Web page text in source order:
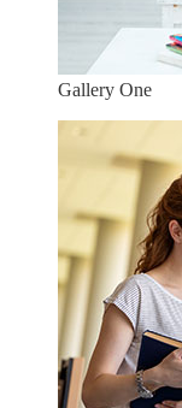
Gallery One